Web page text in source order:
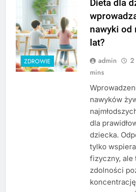
ZDROWIE
Dieta dla
nawyki od
lat?
admin 2
mins
nawyków
dla
dziecka.
tylko
fizyczny, ale
zdolności